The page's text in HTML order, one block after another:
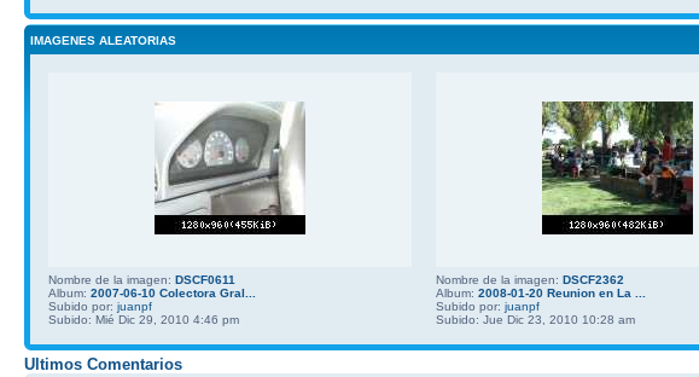
IMAGENES ALEATORIAS
Nombre de la imagen: DSCF0611
Album: 2007-06-10 Colectora Gral...
Subido por: juanpf
Subido: Mié Dic 29, 2010 4:46 pm
Nombre de la imagen: DSCF2362
Album: 2008-01-20 Reunion en La ...
Subido por: juanpf
Subido: Jue Dic 23, 2010 10:28 am
Ultimos Comentarios